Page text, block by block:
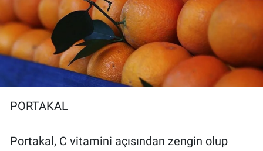
PORTAKAL
Portakal, C vitamini açısından zengin olup